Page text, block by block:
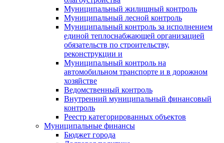
Муниципальный жилищный контроль
Муниципальный лесной контроль
Муниципальный контроль за исполнением
единой теплоснабжающей организацией
обязательств по строительству,
реконструкции и
Муниципальный контроль на
автомобильном транспорте и в дорожном
хозяйстве
Ведомственный контроль
Внутренний муниципальный финансовый
контроль
Реестр категорированных объектов
Муниципальные финансы
Бюджет города